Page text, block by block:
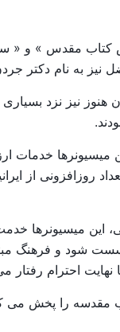
نیز به نام دکتر
نیز نزد بسیاری
خدمات
روزافزونی از
میسیونرها خدمت
شود و فرهنگ
نهایت احترام رفتار
را پخش می